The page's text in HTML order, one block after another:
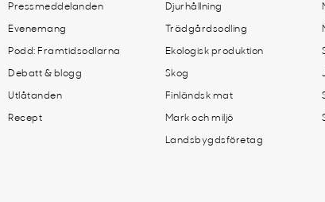
Pressmeddelanden
Evenemang
Podd: Framtidsodlarna
Debatt & blogg
Utlåtanden
Recept
Djurhållning
Trädgårdsodling
Ekologisk produktion
Skog
Finländsk mat
Mark och miljö
Landsbygdsföretag